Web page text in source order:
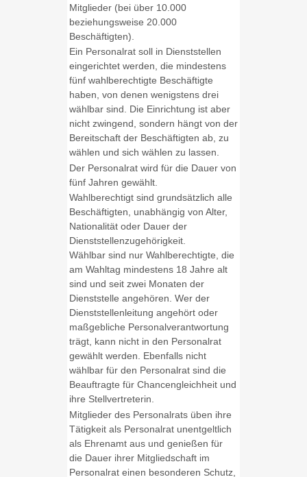
Mitglieder (bei über 10.000
beziehungsweise 20.000
Beschäftigten).
Ein Personalrat soll in Dienststellen
eingerichtet werden, die mindestens
fünf wahlberechtigte Beschäftigte
haben, von denen wenigstens drei
wählbar sind. Die Einrichtung ist aber
nicht zwingend, sondern hängt von der
Bereitschaft der Beschäftigten ab, zu
wählen und sich wählen zu lassen.
Der Personalrat wird für die Dauer von
fünf Jahren gewählt.
Wahlberechtigt sind grundsätzlich alle
Beschäftigten, unabhängig von Alter,
Nationalität oder Dauer der
Dienststellenzugehörigkeit.
Wählbar sind nur Wahlberechtigte, die
am Wahltag mindestens 18 Jahre alt
sind und seit zwei Monaten der
Dienststelle angehören. Wer der
Dienststellenleitung angehört oder
maßgebliche Personalverantwortung
trägt, kann nicht in den Personalrat
gewählt werden. Ebenfalls nicht
wählbar für den Personalrat sind die
Beauftragte für Chancengleichheit und
ihre Stellvertreterin.
Mitglieder des Personalrats üben ihre
Tätigkeit als Personalrat unentgeltlich
als Ehrenamt aus und genießen für
die Dauer ihrer Mitgliedschaft im
Personalrat einen besonderen Schutz,